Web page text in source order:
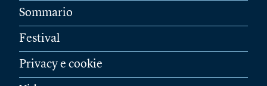
Sommario
Festival
Privacy e cookie